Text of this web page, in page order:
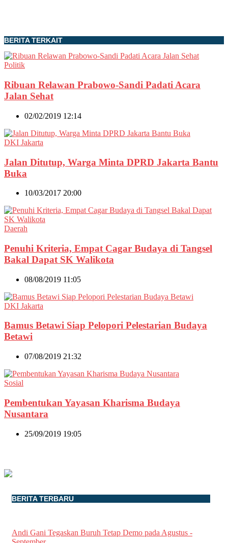
BERITA TERKAIT
Politik
Ribuan Relawan Prabowo-Sandi Padati Acara
Jalan Sehat
02/02/2019 12:14
DKI Jakarta
Jalan Ditutup, Warga Minta DPRD Jakarta Bantu
Buka
10/03/2017 20:00
Daerah
Penuhi Kriteria, Empat Cagar Budaya di Tangsel
Bakal Dapat SK Walikota
08/08/2019 11:05
DKI Jakarta
Bamus Betawi Siap Pelopori Pelestarian Budaya
Betawi
07/08/2019 21:32
Sosial
Pembentukan Yayasan Kharisma Budaya
Nusantara
25/09/2019 19:05
BERITA TERBARU
Andi Gani Tegaskan Buruh Tetap Demo pada Agustus -